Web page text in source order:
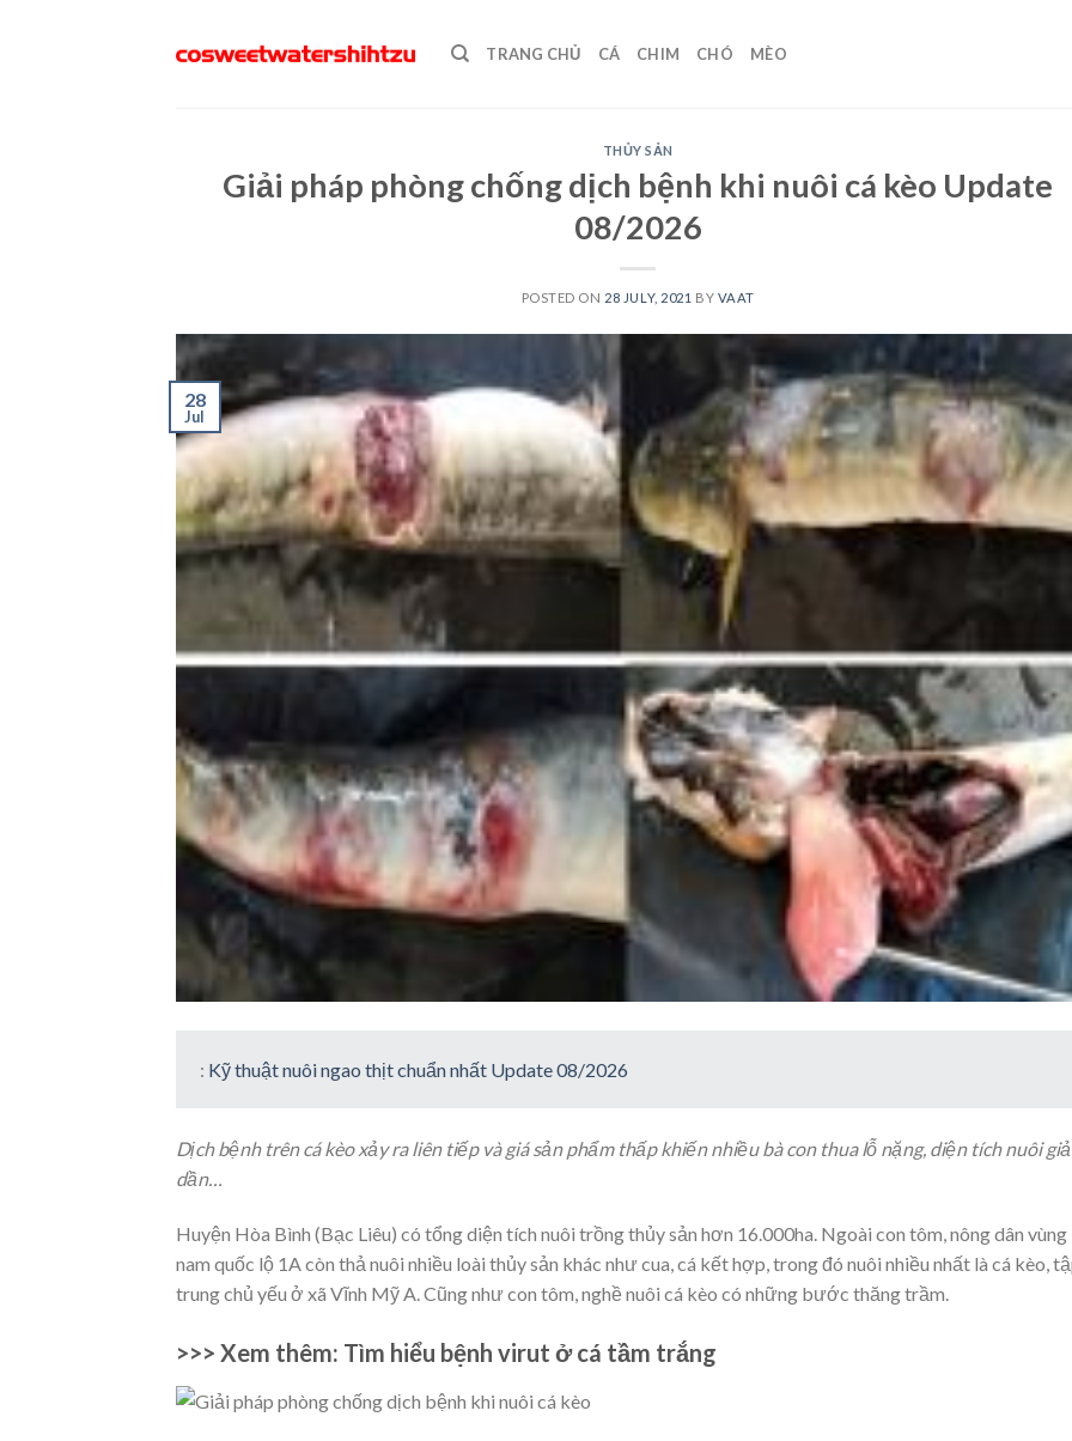
TRANG CHỦ CÁ CHIM CHÓ MÈO
THỦY SẢN
Giải pháp phòng chống dịch bệnh khi nuôi cá kèo Update
08/2026
POSTED ON 28 JULY, 2021 BY VAAT
28
Jul
: Kỹ thuật nuôi ngao thịt chuẩn nhất Update 08/2026
Dịch bệnh trên cá kèo xảy ra liên tiếp và giá sản phẩm thấp khiến nhiều bà con thua lỗ nặng, diện tích nuôi
dần…
Huyện Hòa Bình (Bạc Liêu) có tổng diện tích nuôi trồng thủy sản hơn 16.000ha. Ngoài con tôm, nông dân vùng
nam quốc lộ 1A còn thả nuôi nhiều loài thủy sản khác như cua, cá kết hợp, trong đó nuôi nhiều nhất là cá kèo,
trung chủ yếu ở xã Vĩnh Mỹ A. Cũng như con tôm, nghề nuôi cá kèo có những bước thăng trầm.
>>> Xem thêm: Tìm hiểu bệnh virut ở cá tầm trắng